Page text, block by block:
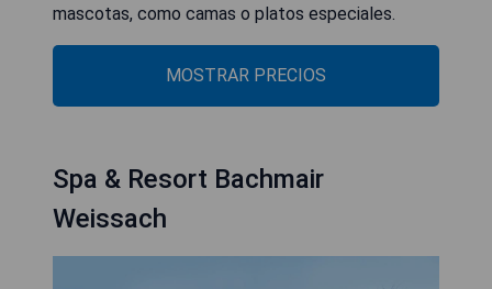
mascotas, como camas o platos especiales.
MOSTRAR PRECIOS
Spa & Resort Bachmair
Weissach